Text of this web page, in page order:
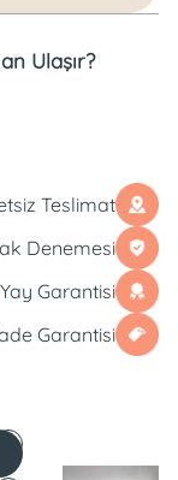
Ulaşır?
Teslimat
Denemesi
Yay Garantisi
Garantisi